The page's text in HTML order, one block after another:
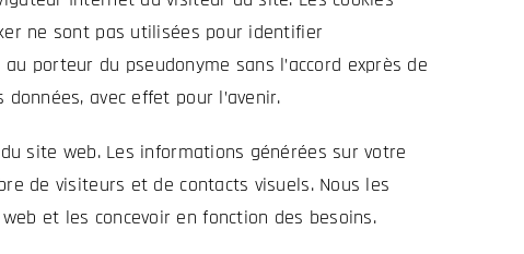
ne sont pas utilisées pour identifier
porteur du pseudonyme sans l’accord exprès de
avec effet pour l’avenir.
site web. Les informations générées sur votre
de visiteurs et de contacts visuels. Nous les
et les concevoir en fonction des besoins.